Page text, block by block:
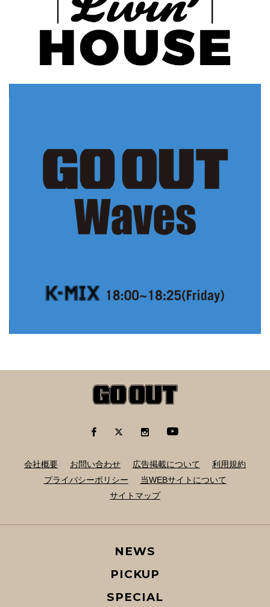
会社概要 お問い合わせ 広告掲載について
利用規約
プライバシーポリシー
当WEBサイトについて
サイトマップ
NEWS
PICKUP
SPECIAL